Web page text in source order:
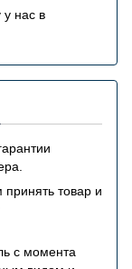
нас в
товар и
с момента